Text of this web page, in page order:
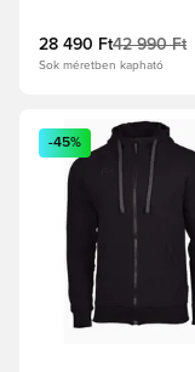
28 490 Ft42 990 Ft
Sok méretben kapható
Megnyit egy
-45%